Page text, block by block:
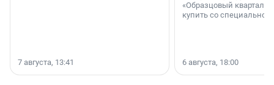
7 августа, 13:41
«Образцовый квартал
купить со специальной
6 августа, 18:00